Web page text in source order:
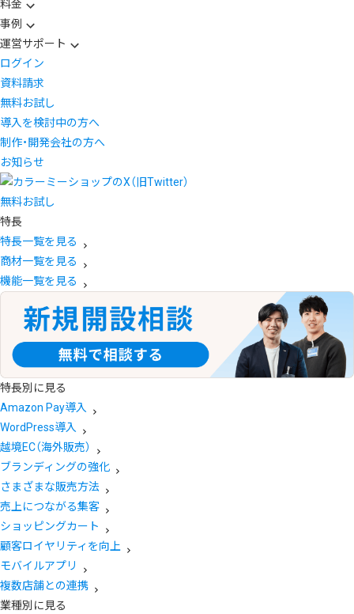
料金
事例
運営サポート
ログイン
資料請求
無料お試し
導入を検討中の方へ
制作・開発会社の方へ
お知らせ
無料お試し
特長
特長一覧を見る
商材一覧を見る
機能一覧を見る
特長別に見る
Amazon Pay導入
WordPress導入
越境EC（海外販売）
ブランディングの強化
さまざまな販売方法
売上につながる集客
ショッピングカート
顧客ロイヤリティを向上
モバイルアプリ
複数店舗との連携
業種別に見る